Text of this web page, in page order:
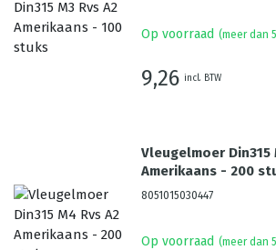
Op voorraad (meer dan
9,26 incl. BTW
Vleugelmoer Din315
Amerikaans - 200
8051015030447
Op voorraad (meer dan